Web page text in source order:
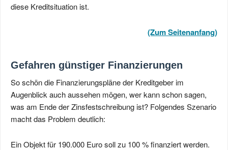
diese Kreditsituation ist.
(Zum Seitenanfang)
Gefahren günstiger Finanzierungen
So schön die Finanzierungspläne der Kreditgeber im
Augenblick auch aussehen mögen, wer kann schon sagen,
was am Ende der Zinsfestschreibung ist? Folgendes Szenario
macht das Problem deutlich:
Ein Objekt für 190.000 Euro soll zu 100 % finanziert werden.